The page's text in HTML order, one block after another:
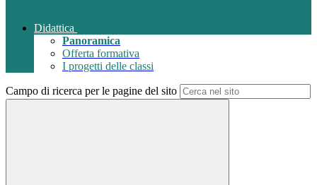
Didattica
Panoramica
Offerta formativa
I progetti delle classi
Campo di ricerca per le pagine del sito